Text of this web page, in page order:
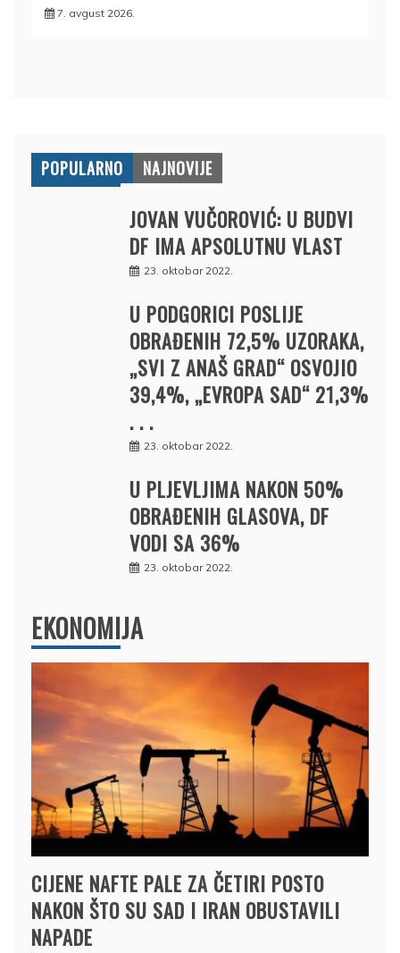
7. avgust 2026.
POPULARNO NAJNOVIJE
JOVAN VUČOROVIĆ: U BUDVI
DF IMA APSOLUTNU VLAST
23. oktobar 2022.
U PODGORICI POSLIJE
OBRAĐENIH 72,5% UZORAKA,
„SVI Z ANAŠ GRAD“ OSVOJIO
39,4%, „EVROPA SAD“ 21,3%
. . .
23. oktobar 2022.
U PLJEVLJIMA NAKON 50%
OBRAĐENIH GLASOVA, DF
VODI SA 36%
23. oktobar 2022.
EKONOMIJA
CIJENE NAFTE PALE ZA ČETIRI POSTO
NAKON ŠTO SU SAD I IRAN OBUSTAVILI
NAPADE